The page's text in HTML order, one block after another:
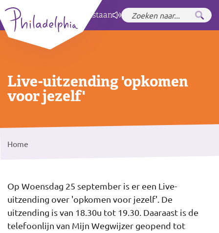
Zet hoog contrastaan
Live-uitzending 'opkomen
voor jezelf'
Home
Op Woensdag 25 september is er een Live-
uitzending over 'opkomen voor jezelf'. De
uitzending is van 18.30u tot 19.30. Daaraast is de
telefoonlijn van Mijn Wegwijzer geopend tot